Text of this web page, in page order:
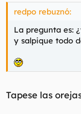
redpo rebuznó:
La pregunta es:
y salpique todo
Tapese las